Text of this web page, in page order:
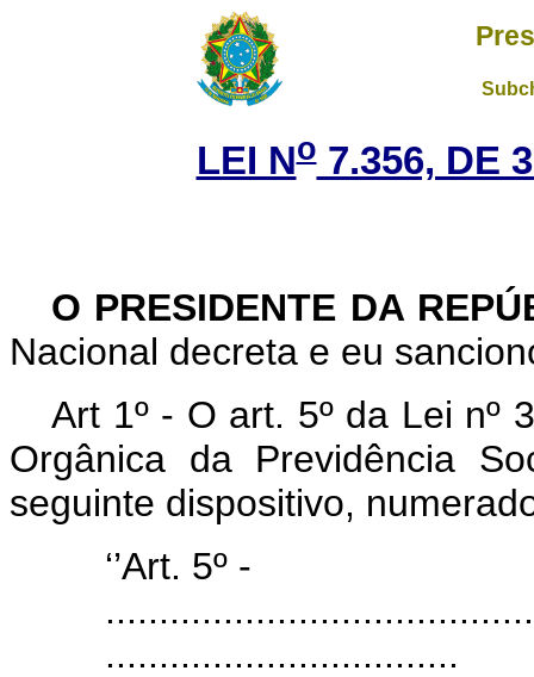
LEI No7.356, DE
O PRESIDENTE DA
Nacional decreta e eu
Art 1º - O art. 5º da Lei nº
Orgânica da Previdência
seguinte dispositivo,
‘’Art. 5º -
.................................